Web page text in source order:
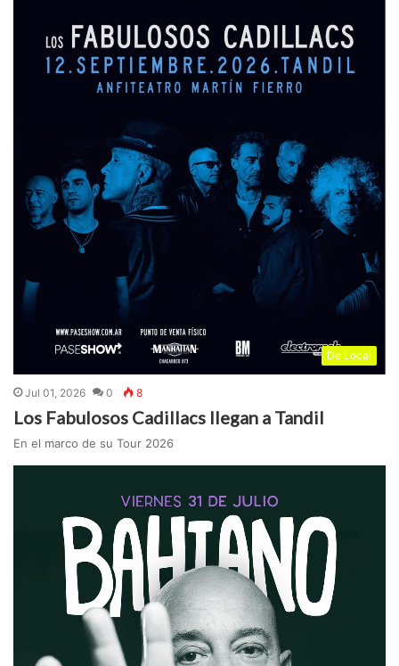
De Local
Jul 01, 2026 0 8
Los Fabulosos Cadillacs llegan a Tandil
En el marco de su Tour 2026